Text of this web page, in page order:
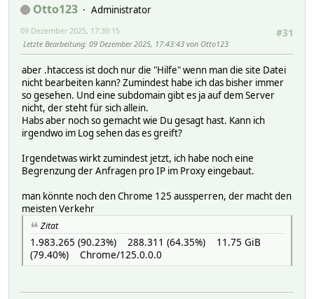
Otto123
Administrator
#31
09 Dezember 2025, 17:39:15
Letzte Bearbeitung: 09 Dezember 2025, 17:43:43 von Otto123
aber .htaccess ist doch nur die "Hilfe" wenn man die site Datei
nicht bearbeiten kann? Zumindest habe ich das bisher immer
so gesehen. Und eine subdomain gibt es ja auf dem Server
nicht, der steht für sich allein.
Habs aber noch so gemacht wie Du gesagt hast. Kann ich
irgendwo im Log sehen das es greift?
Irgendetwas wirkt zumindest jetzt, ich habe noch eine
Begrenzung der Anfragen pro IP im Proxy eingebaut.
man könnte noch den Chrome 125 aussperren, der macht den
meisten Verkehr
Zitat
1.983.265 (90.23%) 288.311 (64.35%) 11.75 GiB
(79.40%) Chrome/125.0.0.0